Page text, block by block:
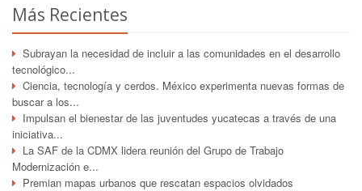
Más Recientes
Subrayan la necesidad de incluir a las comunidades en el desarrollo
tecnológico...
Ciencia, tecnología y cerdos. México experimenta nuevas formas de
buscar a los...
Impulsan el bienestar de las juventudes yucatecas a través de una
iniciativa...
La SAF de la CDMX lidera reunión del Grupo de Trabajo
Modernización e...
Premian mapas urbanos que rescatan espacios olvidados